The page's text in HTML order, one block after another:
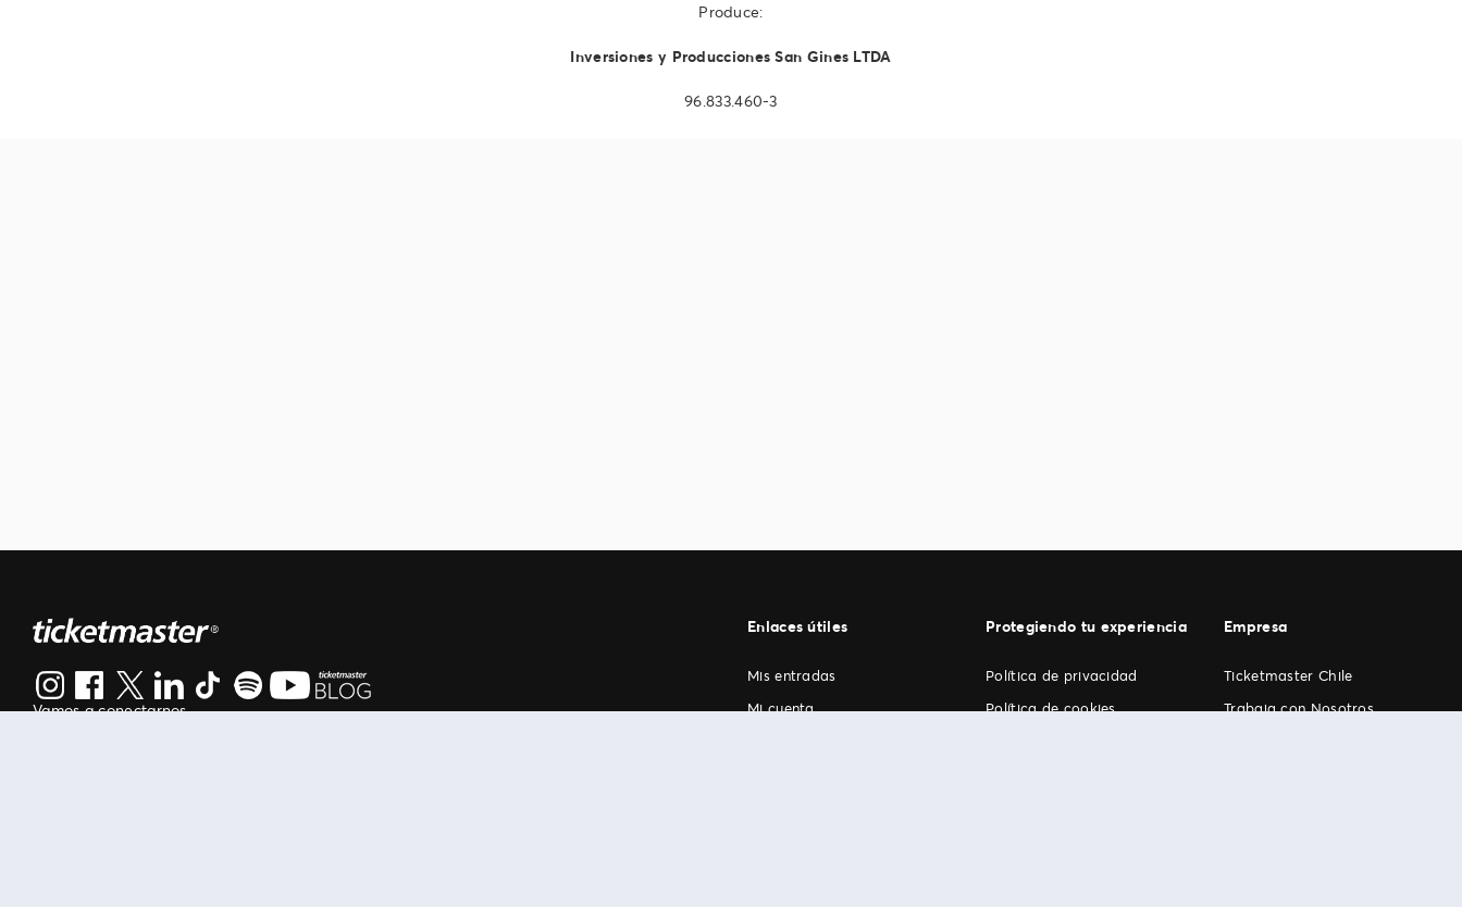
Produce:
Inversiones y Producciones San Gines LTDA
96.833.460-3
Vamos a conectarnos
Enlaces útiles
Mis entradas
Mi cuenta
Protegiendo tu experiencia
Política de privacidad
Política de cookies
Empresa
Ticketmaster Chile
Trabaja con Nosotros